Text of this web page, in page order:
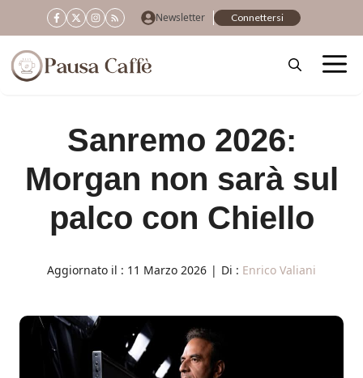
al
contenuto
Newsletter Connettersi
Sanremo 2026:
Morgan non sarà sul
palco con Chiello
Aggiornato il : 11 Marzo 2026 | Di : Enrico Valiani